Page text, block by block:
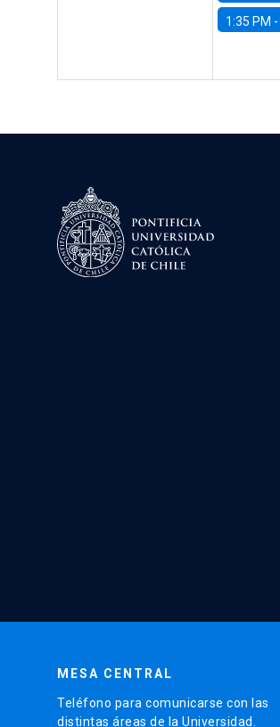
1:35 PM -
MESA CENTRAL
Teléfono para comunicarse con las
distintas áreas de la Universidad.